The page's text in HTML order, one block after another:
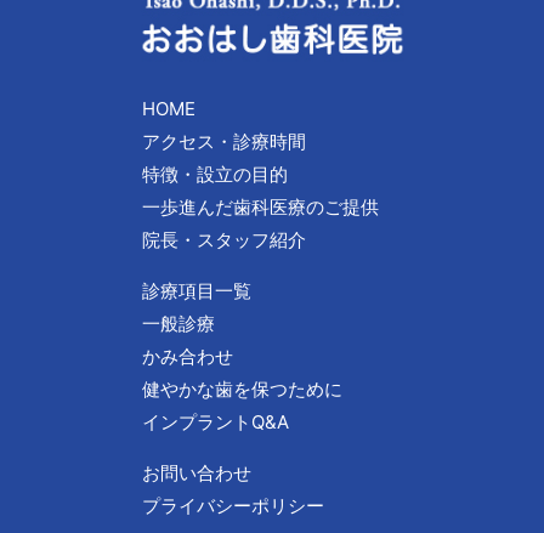
HOME
アクセス・診療時間
特徴・設立の目的
一歩進んだ歯科医療のご提供
院長・スタッフ紹介
診療項目一覧
一般診療
かみ合わせ
健やかな歯を保つために
インプラントQ&A
お問い合わせ
プライバシーポリシー